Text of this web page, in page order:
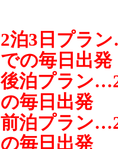
2泊3日プラ
での毎日出発
後泊プラン
の毎日出発
前泊プラン
の毎日出発